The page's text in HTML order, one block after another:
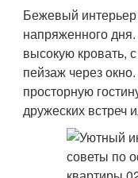
Бежевый интерьер
напряженного
высокую кровать,
пейзаж через
просторную
дружеских встреч